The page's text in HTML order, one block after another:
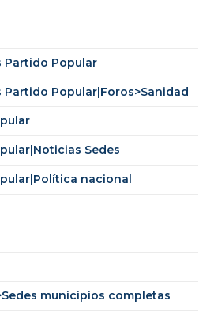
Partido Popular
Popular|Foros>Sanidad
Sedes
nacional
municipios completas